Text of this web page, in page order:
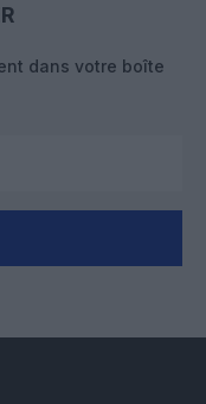
dans votre boîte